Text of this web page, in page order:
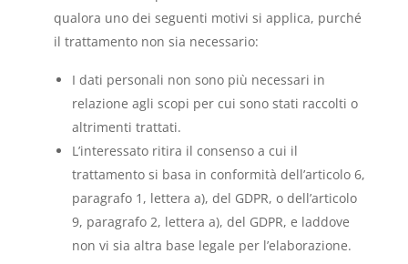
qualora uno dei seguenti motivi si applica, purché
il trattamento non sia necessario:
I dati personali non sono più necessari in
relazione agli scopi per cui sono stati raccolti o
altrimenti trattati.
L’interessato ritira il consenso a cui il
trattamento si basa in conformità dell’articolo 6,
paragrafo 1, lettera a), del GDPR, o dell’articolo
9, paragrafo 2, lettera a), del GDPR, e laddove
non vi sia altra base legale per l’elaborazione.